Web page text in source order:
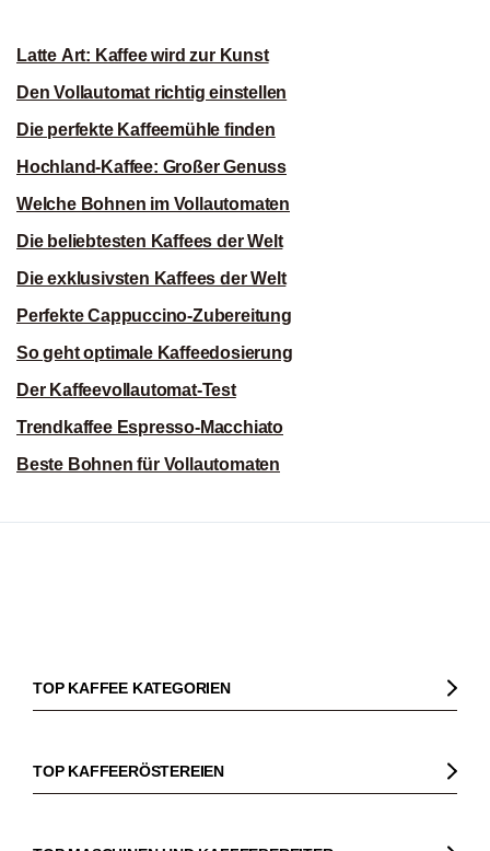
Latte Art: Kaffee wird zur Kunst
Den Vollautomat richtig einstellen
Die perfekte Kaffeemühle finden
Hochland-Kaffee: Großer Genuss
Welche Bohnen im Vollautomaten
Die beliebtesten Kaffees der Welt
Die exklusivsten Kaffees der Welt
Perfekte Cappuccino-Zubereitung
So geht optimale Kaffeedosierung
Der Kaffeevollautomat-Test
Trendkaffee Espresso-Macchiato
Beste Bohnen für Vollautomaten
TOP KAFFEE KATEGORIEN
Kaffeebohnen
Bio Kaffee
TOP KAFFEERÖSTEREIEN
Dinzler